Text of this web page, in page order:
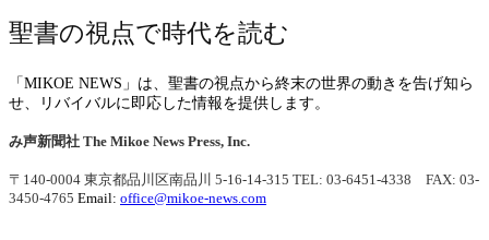
聖書の視点で時代を読む
「MIKOE NEWS」は、聖書の視点から終末の世界の動きを告げ知ら
せ、リバイバルに即応した情報を提供します。
み声新聞社 The Mikoe News Press, Inc.
〒140-0004 東京都品川区南品川 5-16-14-315 TEL: 03-6451-4338 FAX: 03-
3450-4765 Email: office@mikoe-news.com